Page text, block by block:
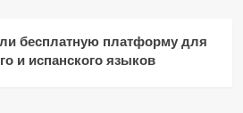
бесплатную платформу для
и испанского языков